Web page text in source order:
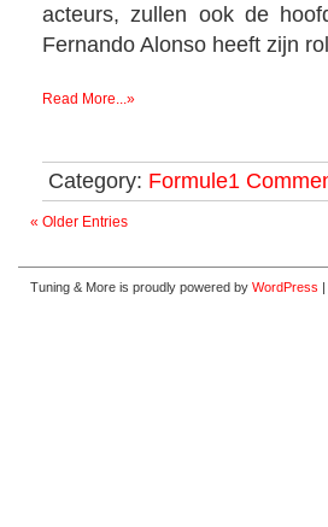
acteurs, zullen ook de
Fernando Alonso heeft zijn
Read More...»
Category: Formule1
« Older Entries
Tuning & More is proudly powered by WordPress |